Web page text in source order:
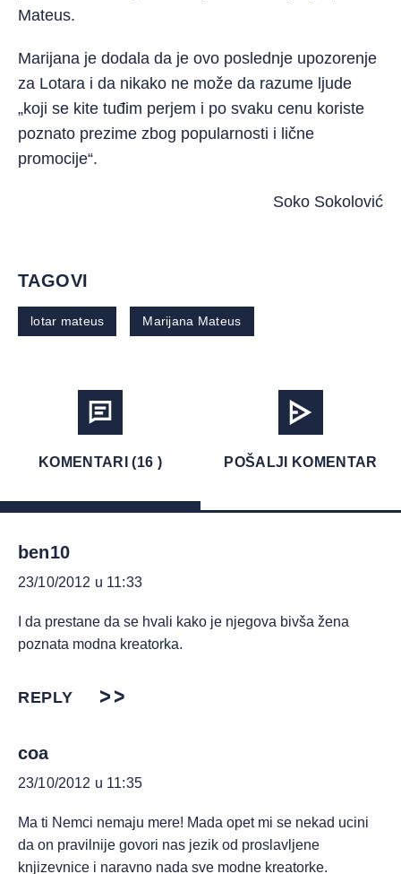
Mateus.
Marijana je dodala da je ovo poslednje upozorenje
za Lotara i da nikako ne može da razume ljude
„koji se kite tuđim perjem i po svaku cenu koriste
poznato prezime zbog popularnosti i lične
promocije“.
Soko Sokolović
TAGOVI
lotar mateus Marijana Mateus
KOMENTARI (16 ) POŠALJI KOMENTAR
ben10
23/10/2012 u 11:33
I da prestane da se hvali kako je njegova bivša žena
poznata modna kreatorka.
REPLY
coa
23/10/2012 u 11:35
Ma ti Nemci nemaju mere! Mada opet mi se nekad ucini
da on pravilnije govori nas jezik od proslavljene
knjizevnice i naravno nada sve modne kreatorke.